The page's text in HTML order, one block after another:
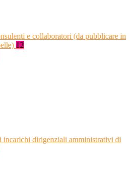
e collaboratori (da pubblicare in
12
incarichi dirigenziali amministrativi di